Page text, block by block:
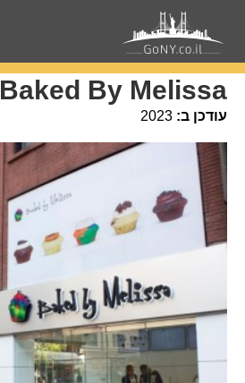
עמוד הבית מקומות בניו-יורק
Baked By Melissa
עודכן ב: 2023